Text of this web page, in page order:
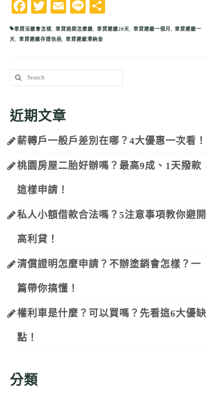
Facebook
Twitter
EmailLine
享
車貸沒繳會怎樣 車貸過期怎麼繳 車貸遲繳20天 車貸遲繳一個月
車貸遲繳一
天
車貸遲繳存證信函 車貸遲繳滯納金
Search
for:
近期文章
薪轉戶一般戶差別在哪？4大優惠一次看！
桃園房屋二胎好辦嗎？最高9成、1天撥款
這樣申請！
私人小額借款合法嗎？5注意事項教你避開
高利貸！
清償證明怎麼申請？不辦塗銷會怎樣？一
篇帶你搞懂！
權利車是什麼？可以買嗎？先看這6大優缺
點！
分類